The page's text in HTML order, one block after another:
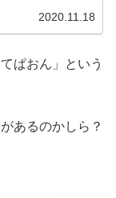
2020.11.18
ぱおん」という
あるのかしら？